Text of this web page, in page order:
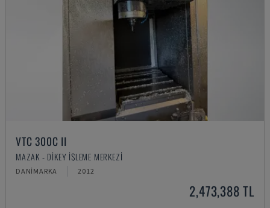
VTC 300C II
MAZAK - DIKEY İŞLEME MERKEZI
DANIMARKA 2012
2,473,388 TL